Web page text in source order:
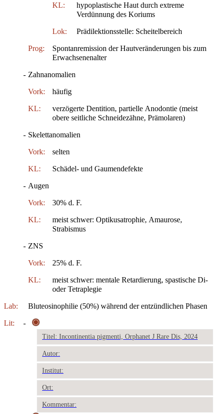
KL:
hypoplastische Haut durch extreme
Verdünnung des Koriums
Lok: Prädilektionsstelle: Scheitelbereich
Prog:
Spontanremission der Hautveränderungen bis zum
Erwachsenenalter
- Zahnanomalien
Vork: häufig
KL:
verzögerte Dentition, partielle Anodontie (meist
obere seitliche Schneidezähne, Prämolaren)
- Skelettanomalien
Vork: selten
KL: Schädel- und Gaumendefekte
- Augen
Vork: 30% d. F.
KL:
meist schwer: Optikusatrophie, Amaurose,
Strabismus
- ZNS
Vork: 25% d. F.
KL:
meist schwer: mentale Retardierung, spastische Di-
oder Tetraplegie
Lab: Bluteosinophilie (50%) während der entzündlichen Phasen
Lit: -
Titel: Incontinentia pigmenti, Orphanet J Rare Dis, 2024
Autor:
Institut:
Ort:
Kommentar: